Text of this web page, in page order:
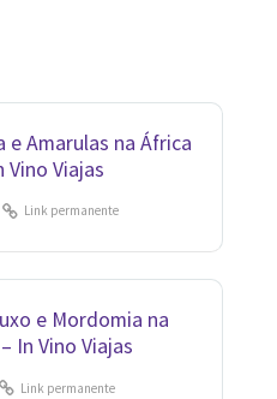
e Amarulas na África
Vino Viajas
Link permanente
e Mordomia na
In Vino Viajas
Link permanente